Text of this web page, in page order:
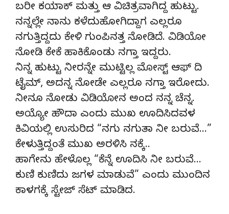
ಬರೀ ಕಯಾಕ್ ಮತ್ತು ಆ ವಿಚಿತ್ರವಾಗಿದ್ದ ಹುಟ್ಟು.
ನನ್ನಲ್ಲೇ ನಾನು ಕಳೆದುಹೋಗಿದ್ದಾಗ ಎಲ್ಲರೂ
ನಗುತ್ತಿದ್ದದು ಕೇಳಿ ಗುಂಪಿನತ್ತ ನೋಡಿದೆ. ವಿಡಿಯೋ
ನೋಡಿ ಕೇಕೆ ಹಾಕಿಕೊಂಡು ನಗ್ತಾ ಇದ್ದರು.
ನಿನ್ನ ಹುಟ್ಟು ನೀರನ್ನೇ ಮುಟ್ಟಿಲ್ಲ ಮೋಸ್ಟ್ ಆಫ್ ದಿ
ಟೈಮ್, ಅದನ್ನ ನೋಡೇ ಎಲ್ಲರೂ ನಗ್ತಾ ಇರೋದು.
ನೀನೂ ನೋಡು ವಿಡಿಯೋನ ಅಂದ ನನ್ನ ಚೆನ್ನ.
ಅಯ್ಯೋ ಹೌದಾ ಎಂದು ಮುಖ ಊದಿಸಿದವಳ
ಕಿವಿಯಲ್ಲಿ ಉಸುರಿದ “ನಗು ನಗುತಾ ನೀ ಬರುವೆ…”
ಕೇಳುತ್ತಿದ್ದಂತೆ ಮುಖ ಅರಳಿಸಿ ನಕ್ಕೆ..
ಹಾಗೇನು ಹೇಳೊಲ್ಲ “ಕೆನ್ನೆ ಊದಿಸಿ ನೀ ಬರುವೆ…
ಕುಣಿ ಕುಣಿದು ಜಗಳ ಮಾಡುವೆ” ಎಂದು ಮುಂದಿನ
ಕಾಳಗಕ್ಕೆ ಸ್ಟೇಜ್ ಸೆಟ್ ಮಾಡಿದ.